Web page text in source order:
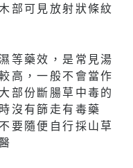
部可見放射狀條紋
等藥效，是常見湯
高，一般不會當作
部份斷腸草中毒的
沒有篩走有毒藥
要隨便自行採山草